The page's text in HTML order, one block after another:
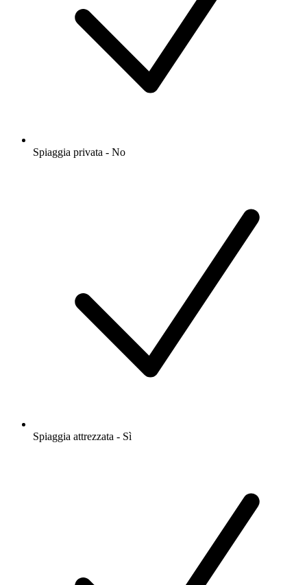
Spiaggia privata - No
Spiaggia attrezzata - Sì